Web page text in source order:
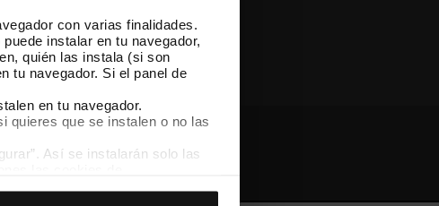
con varias finalidades.
instalar en tu navegador,
quién las instala (si son
tu navegador. Si el panel de
en tu navegador.
quieres que se instalen o no las
Así se instalarán solo las
mejoran tu experiencia de
Otras webs de TMB
Webs de interés Intranet